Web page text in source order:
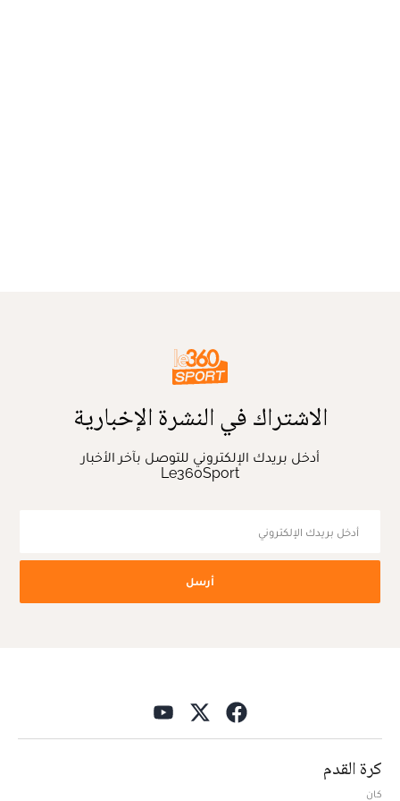
الاشتراك في النشرة الإخبارية
أدخل بريدك الإلكتروني للتوصل بآخر الأخبار
Le360Sport
أرسل
كرة القدم
كان